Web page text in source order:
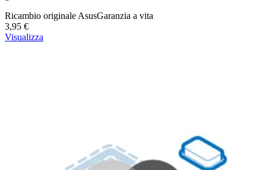
Ricambio originale AsusGaranzia a vita
3,95 €
Visualizza
Pulsante B ASUS ROG Ally - Originale